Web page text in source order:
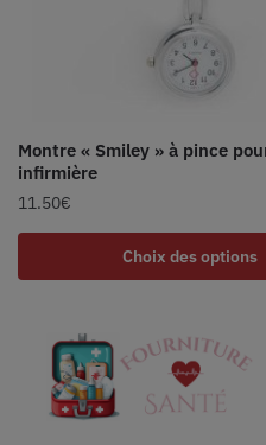
Montre « Smiley » à pince
infirmière
11.50€
Choix des options